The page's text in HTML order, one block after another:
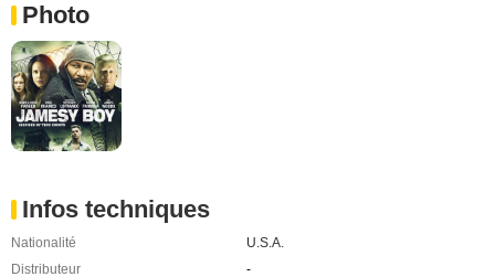
Photo
Infos techniques
Nationalité
U.S.A.
Distributeur
-